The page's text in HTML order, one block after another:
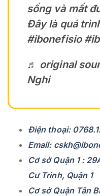
sống và mất
Đây là quá
#ibonefisio
♬ original
Nghi
Điện thoại:
Email:
Cơ sở Quận 1 :
Cư Trinh, Quận 1
Cơ sở Quận Tân